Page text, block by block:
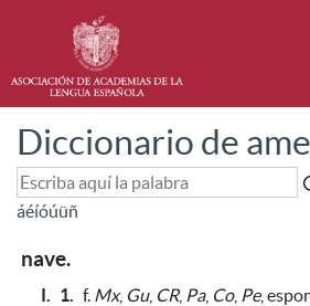
Diccionario de
áéíóúüñ
nave.
I. 1. f. Mx, Gu, CR, Pa, Co, Pe,